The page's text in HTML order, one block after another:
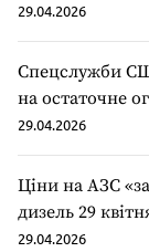
29.04.2026
Спецслужби
на остаточне
29.04.2026
Ціни на АЗС
дизель 29
29.04.2026